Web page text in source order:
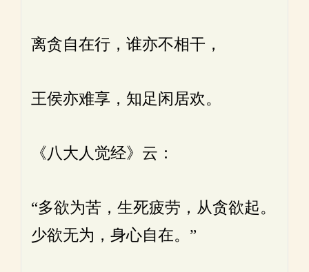
离贪自在行，谁亦不相干，
王侯亦难享，知足闲居欢。
《八大人觉经》云：
“多欲为苦，生死疲劳，从贪欲起。
少欲无为，身心自在。”